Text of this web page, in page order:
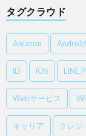
タグクラウド
Amazon Android
iD iOS LINE
Webサービス
キャリア クレジ